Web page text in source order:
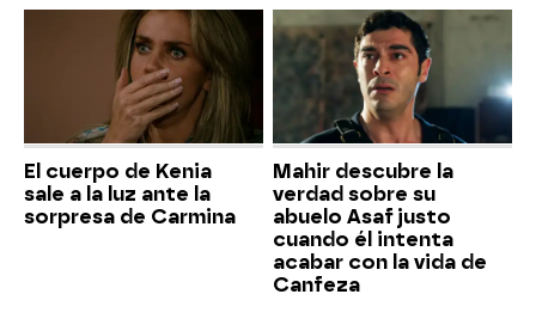
El cuerpo de Kenia
sale a la luz ante la
sorpresa de Carmina
Mahir descubre la
verdad sobre su
abuelo Asaf justo
cuando él intenta
acabar con la vida de
Canfeza